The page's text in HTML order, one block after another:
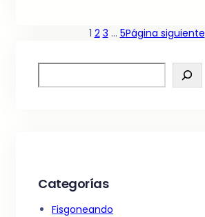
1 2 3 … 5Página siguiente
e
Categorías
Fisgoneando